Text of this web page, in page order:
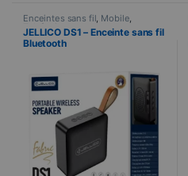
Enceintes sans fil Mobile
Telefonie
JELLICO DS1 – Enceinte sans fil
Bluetooth